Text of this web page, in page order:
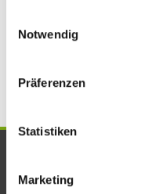
Notwendig
Präferenzen
Statistiken
Marketing
Immobilienkauf Bad Kreuznach